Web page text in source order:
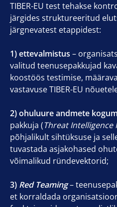
TIBER-EU test tehakse
järgides struktureeritud
järgnevatest etappidest:
1) ettevalmistus –
valitud teenusepakkujad
koostöös testimise,
vastavuse TIBER-EU
2) ohuluure andmete
pakkuja (Threat Intelligence
põhjalikult sihtüksuse ja
tuvastada asjakohased
võimalikud ründevektorid;
3) Red Teaming–
et korraldada